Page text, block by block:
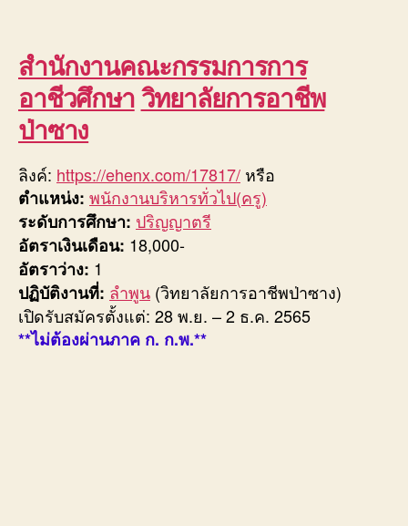
สำนักงานคณะกรรมการการ
อาชีวศึกษาวิทยาลัยการอาชีพ
ป่าซาง
ลิงค์: https://ehenx.com/17817/ หรือ
ตำแหน่ง: พนักงานบริหารทั่วไป(ครู)
ระดับการศึกษา: ปริญญาตรี
อัตราเงินเดือน: 18,000-
อัตราว่าง: 1
ปฏิบัติงานที่: ลำพูน (วิทยาลัยการอาชีพป่าซาง)
เปิดรับสมัครตั้งแต่: 28 พ.ย. – 2 ธ.ค. 2565
**ไม่ต้องผ่านภาค ก. ก.พ.**